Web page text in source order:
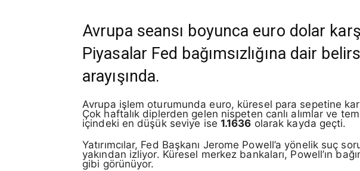
Avrupa seansı boyunca euro dolar
Piyasalar Fed bağımsızlığına dair
arayışında.
Avrupa işlem oturumunda euro, küresel para sepetine
Çok haftalık diplerden gelen nispeten canlı alımlar ve
içindeki en düşük seviye ise 1.1636 olarak kayda geçti.
Yatırımcılar, Fed Başkanı Jerome Powell’a yönelik suç
yakından izliyor. Küresel merkez bankaları, Powell’ın
gibi görünüyor.